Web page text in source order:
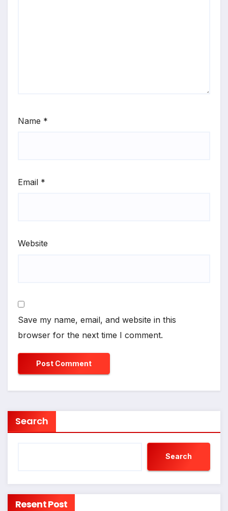
Name *
Email *
Website
Save my name, email, and website in this
browser for the next time I comment.
Search
Search
Resent Post